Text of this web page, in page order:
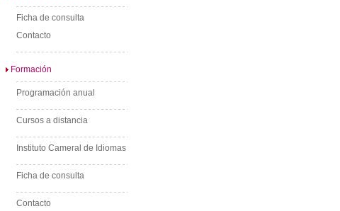
Ficha de consulta
Contacto
Formación
Programación anual
Cursos a distancia
Instituto Cameral de Idiomas
Ficha de consulta
Contacto